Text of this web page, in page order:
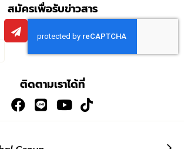
สมัครเพื่อรับข่าวสาร
ติดตามเราได้ที่